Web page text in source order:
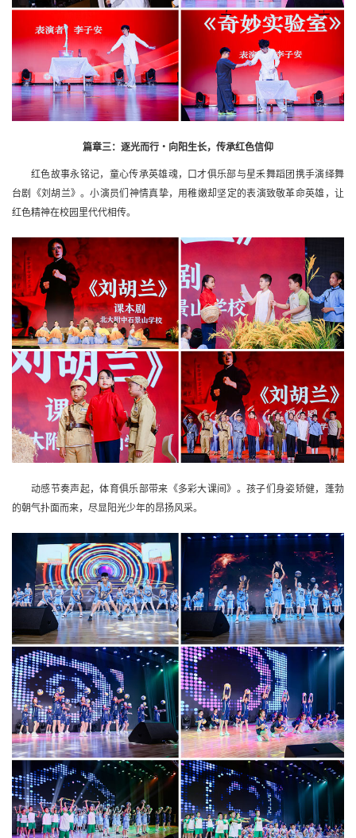
篇章三：逐光而行・向阳生长，传承红色信仰
红色故事永铭记，童心传承英雄魂，口才俱乐部与星禾舞蹈团携手演绎舞
台剧《刘胡兰》。小演员们神情真挚，用稚嫩却坚定的表演致敬革命英雄，让
红色精神在校园里代代相传。
动感节奏声起，体育俱乐部带来《多彩大课间》。孩子们身姿矫健，蓬勃
的朝气扑面而来，尽显阳光少年的昂扬风采。